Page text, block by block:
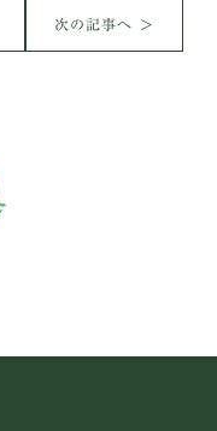
次の記事へ ＞